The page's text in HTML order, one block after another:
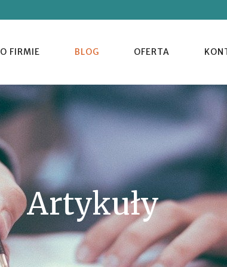
O FIRMIE BLOG OFERTA
Artykuły